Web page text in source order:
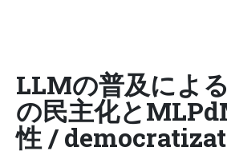
LLMの普及によ
の民主化と
性 /